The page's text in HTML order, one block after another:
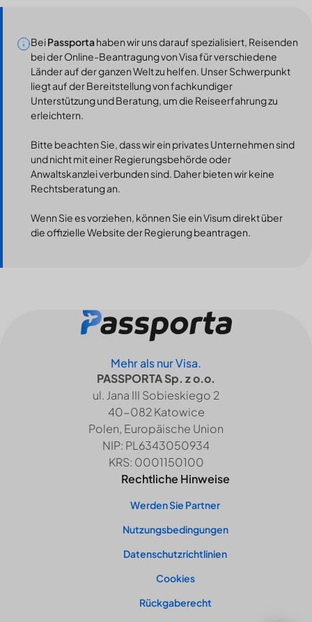
Bei Passportahaben wir uns darauf spezialisiert, Reisenden
bei der Online-Beantragung von Visa für verschiedene
Länder auf der ganzen Welt zu helfen. Unser Schwerpunkt
liegt auf der Bereitstellung von fachkundiger
Unterstützung und Beratung, um die Reiseerfahrung zu
erleichtern.
Bitte beachten Sie, dass wir ein privates Unternehmen sind
und nicht mit einer Regierungsbehörde oder
Anwaltskanzlei verbunden sind. Daher bieten wir keine
Rechtsberatung an.
Wenn Sie es vorziehen, können Sie ein Visum direkt über
die offizielle Website der Regierung beantragen.
Mehr als nur Visa.
PASSPORTA Sp. z o.o.
ul. Jana III Sobieskiego 2
40-082 Katowice
Polen, Europäische Union
NIP: PL6343050934
KRS: 0001150100
Rechtliche Hinweise
Werden Sie Partner
Nutzungsbedingungen
Datenschutzrichtlinien
Cookies
Rückgaberecht